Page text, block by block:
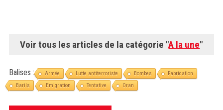
Voir tous les articles de la catégorie "A la une"
Balises : Armée Lutte antiterroriste Bombes
Fabrication
Barils
Emigration Tentative Oran